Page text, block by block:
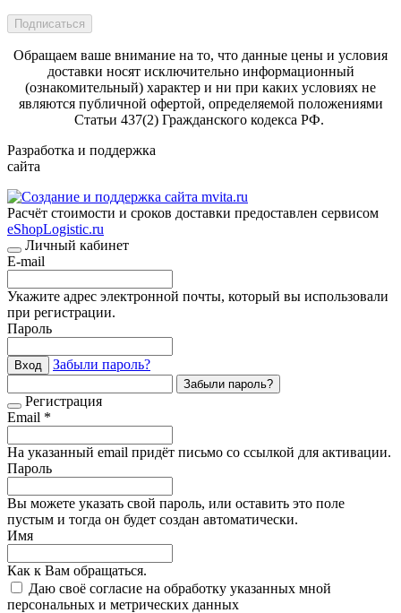
Подписаться
Обращаем ваше внимание на то, что данные цены и условия
доставки носят исключительно информационный
(ознакомительный) характер и ни при каких условиях не
являются публичной офертой, определяемой положениями
Статьи 437(2) Гражданского кодекса РФ.
Разработка и поддержка
сайта
Расчёт стоимости и сроков доставки предоставлен сервисом
eShopLogistic.ru
Личный кабинет
E-mail
Укажите адрес электронной почты, который вы использовали
при регистрации.
Пароль
Вход Забыли пароль?
Забыли пароль?
Регистрация
Email *
На указанный email придёт письмо со ссылкой для активации.
Пароль
Вы можете указать свой пароль, или оставить это поле
пустым и тогда он будет создан автоматически.
Имя
Как к Вам обращаться.
Даю своё согласие на обработку указанных мной
персональных и метрических данных